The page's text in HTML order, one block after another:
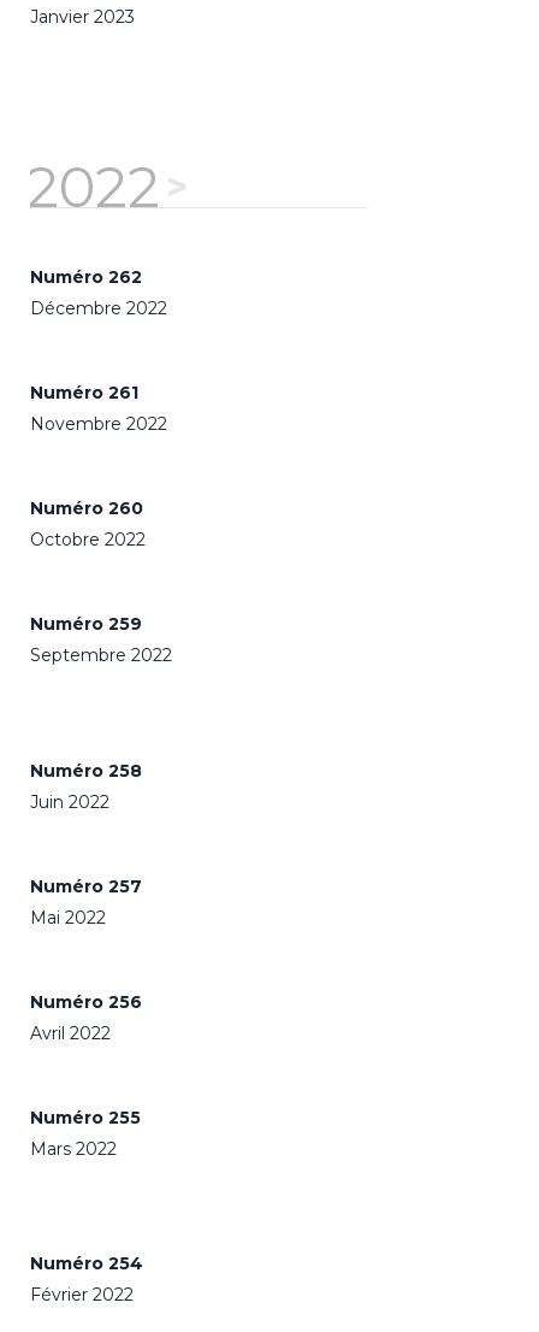
Janvier 2023
2022
Numéro 262
Décembre 2022
Numéro 261
Novembre 2022
Numéro 260
Octobre 2022
Numéro 259
Septembre 2022
Numéro 258
Juin 2022
Numéro 257
Mai 2022
Numéro 256
Avril 2022
Numéro 255
Mars 2022
Numéro 254
Février 2022